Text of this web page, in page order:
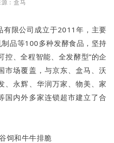
源：盒马
有限公司成立于2011年，主要
品等100多种发酵食品，坚持
控、全程智能、全发酵型”的企
市场覆盖，与京东、盒马、沃
、永辉、华润万家、物美、家
国内外多家连锁超市建立了合
饲和牛牛排脆